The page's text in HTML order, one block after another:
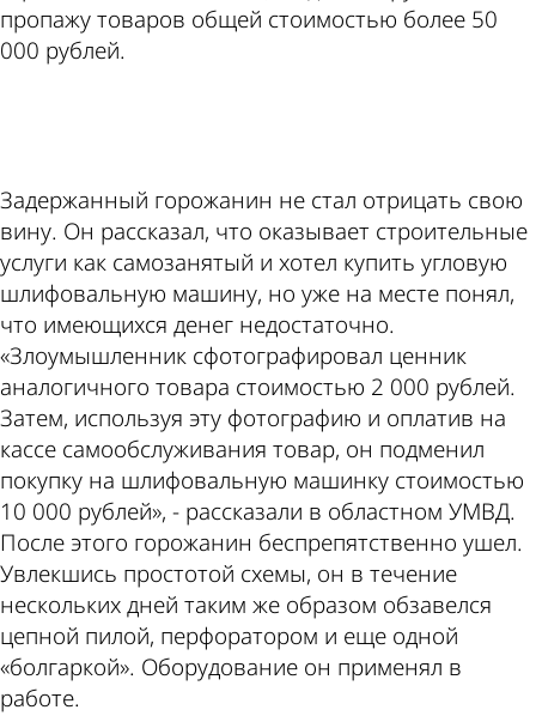
пропажу товаров общей стоимостью более 50
000 рублей.
Задержанный горожанин не стал отрицать свою
вину. Он рассказал, что оказывает строительные
услуги как самозанятый и хотел купить угловую
шлифовальную машину, но уже на месте понял,
что имеющихся денег недостаточно.
«Злоумышленник сфотографировал ценник
аналогичного товара стоимостью 2 000 рублей.
Затем, используя эту фотографию и оплатив на
кассе самообслуживания товар, он подменил
покупку на шлифовальную машинку стоимостью
10 000 рублей», - рассказали в областном УМВД.
После этого горожанин беспрепятственно ушел.
Увлекшись простотой схемы, он в течение
нескольких дней таким же образом обзавелся
цепной пилой, перфоратором и еще одной
«болгаркой». Оборудование он применял в
работе.